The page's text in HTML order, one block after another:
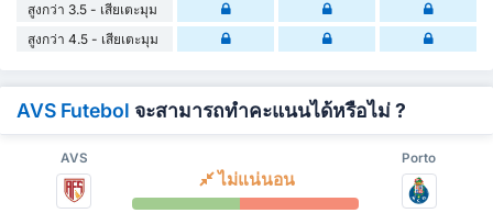
สูงกว่า 3.5 - เสียเตะมุม
สูงกว่า 4.5 - เสียเตะมุม
AVS Futebol จะสามารถทำคะแนนได้หรือไม่ ?
AVS Porto
ไม่แน่นอน